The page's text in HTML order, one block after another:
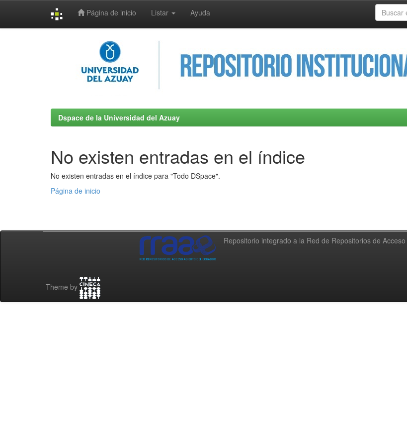
Página de inicio Listar Ayuda
Dspace de la Universidad del Azuay
No existen entradas en el índice
No existen entradas en el índice para "Todo DSpace".
Página de inicio
Repositorio integrado a la Red de Repositorios de
Theme by